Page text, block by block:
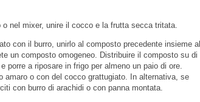
nel mixer, unire il cocco e la frutta secca tritata.
con il burro, unirlo al composto precedente insieme al
un composto omogeneo. Distribuire il composto su di
porre a riposare in frigo per almeno un paio di ore.
amaro o con del cocco grattugiato. In alternativa, se
con burro di arachidi o con panna montata.